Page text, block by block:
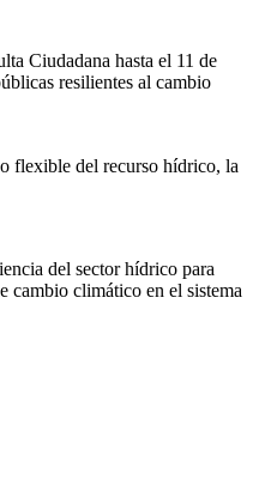
Ciudadana hasta el 11 de
resilientes al cambio
flexible del recurso hídrico, la
del sector hídrico para
cambio climático en el sistema